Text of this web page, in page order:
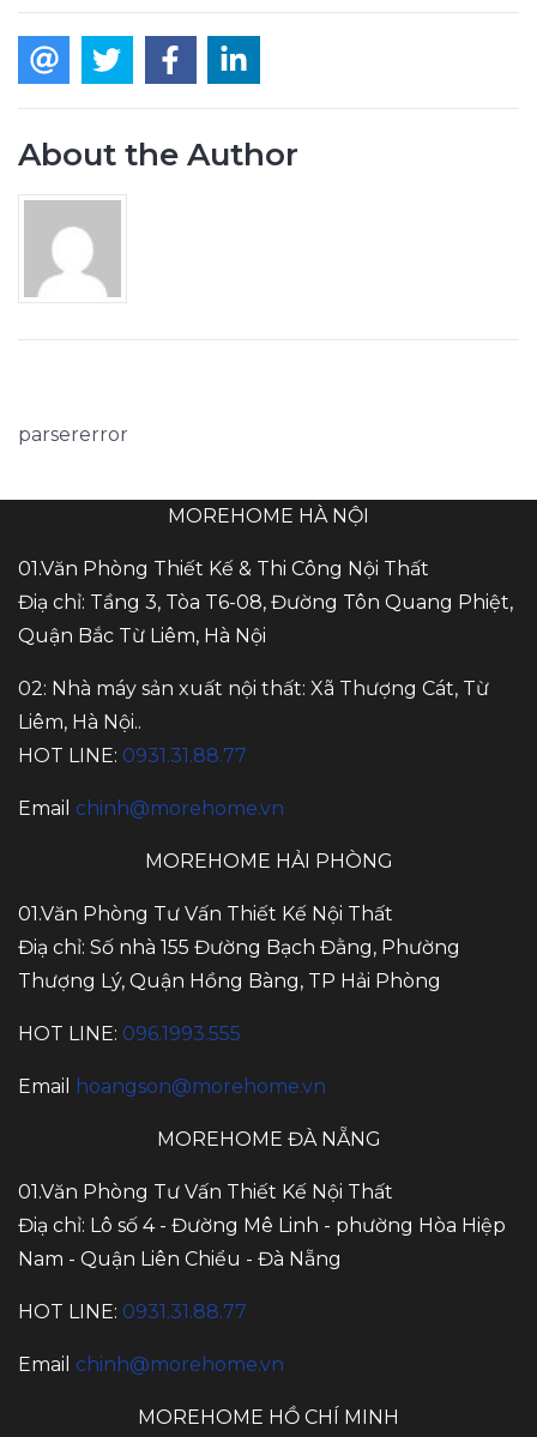
About the Author
parsererror
MOREHOME HÀ NỘI
01.Văn Phòng Thiết Kế & Thi Công Nội Thất
Điạ chỉ: Tầng 3, Tòa T6-08, Đường Tôn Quang Phiệt,
Quận Bắc Từ Liêm, Hà Nội
02: Nhà máy sản xuất nội thất: Xã Thượng Cát, Từ
Liêm, Hà Nội..
HOT LINE: 0931.31.88.77
Email chinh@morehome.vn
MOREHOME HẢI PHÒNG
01.Văn Phòng Tư Vấn Thiết Kế Nội Thất
Điạ chỉ: Số nhà 155 Đường Bạch Đằng, Phường
Thượng Lý, Quận Hồng Bàng, TP Hải Phòng
HOT LINE: 096.1993.555
Email hoangson@morehome.vn
MOREHOME ĐÀ NẴNG
01.Văn Phòng Tư Vấn Thiết Kế Nội Thất
Điạ chỉ: Lô số 4 - Đường Mê Linh - phường Hòa Hiệp
Nam - Quận Liên Chiểu - Đà Nẵng
HOT LINE: 0931.31.88.77
Email chinh@morehome.vn
MOREHOME HỒ CHÍ MINH